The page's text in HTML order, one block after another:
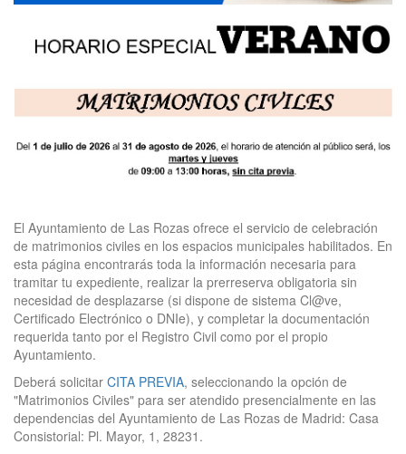
El Ayuntamiento de Las Rozas ofrece el servicio de celebración
de matrimonios civiles en los espacios municipales habilitados. En
esta página encontrarás toda la información necesaria para
tramitar tu expediente, realizar la prerreserva obligatoria sin
necesidad de desplazarse (si dispone de sistema Cl@ve,
Certificado Electrónico o DNIe), y completar la documentación
requerida tanto por el Registro Civil como por el propio
Ayuntamiento.
Deberá solicitar CITA PREVIA, seleccionando la opción de
"Matrimonios Civiles" para ser atendido presencialmente en las
dependencias del Ayuntamiento de Las Rozas de Madrid: Casa
Consistorial: Pl. Mayor, 1, 28231.